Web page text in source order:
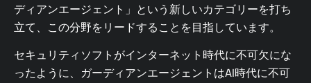
ディアンエージェント」という新しいカテゴリーを打ち
立て、この分野をリードすることを目指しています。
セキュリティソフトがインターネット時代に不可欠にな
ったように、ガーディアンエージェントはAI時代に不可